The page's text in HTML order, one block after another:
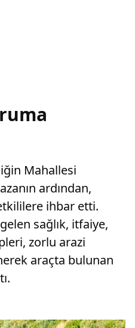
Mahallesi
ardından,
ihbar etti.
sağlık, itfaiye,
zorlu arazi
araçta bulunan